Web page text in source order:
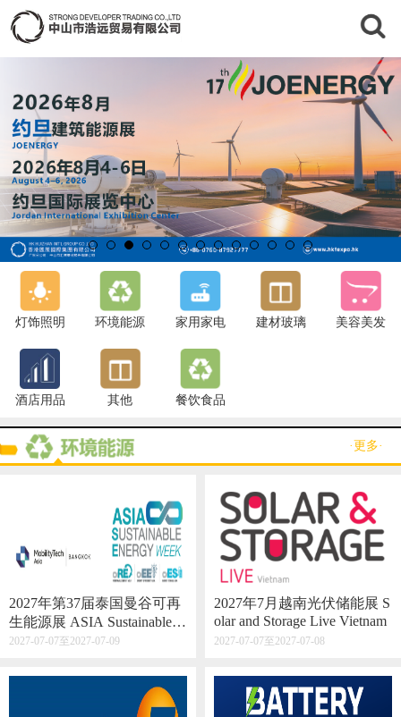
灯饰照明 环境能源 家用家电 建材玻璃 美容美发
酒店用品 其他 餐饮食品
·更多·
2027年第37届泰国曼谷可再
生能源展 ASIA Sustainable E
nergy Week
2027-07-07至2027-07-09
2027年7月越南光伏储能展 S
olar and Storage Live Vietnam
2027-07-07至2027-07-08